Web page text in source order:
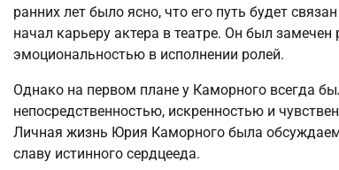
ранних лет было ясно, что его путь будет
начал карьеру актера в театре. Он был
эмоциональностью в исполнении ролей.
Однако на первом плане у Каморного всегда
непосредственностью, искренностью и
Личная жизнь Юрия Каморного была
славу истинного сердцееда.